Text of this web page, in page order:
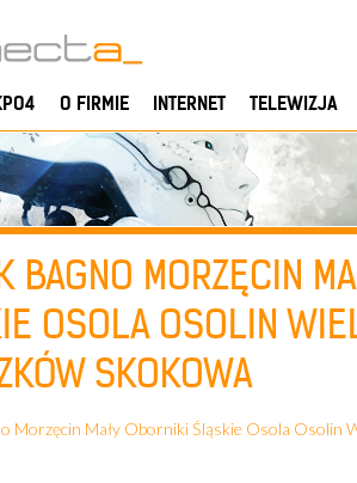
O FIRMIE INTERNET TELEWIZJA
BAGNO MORZĘCIN
OSOLA OSOLIN
SKOKOWA
Morzęcin Mały Oborniki Śląskie Osola Osolin